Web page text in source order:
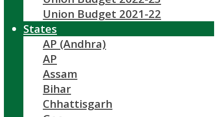
Union Budget 2021-22
States
AP (Andhra)
AP
Assam
Bihar
Chhattisgarh